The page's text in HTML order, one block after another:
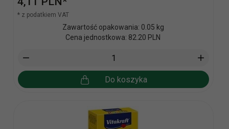
* z podatkiem VAT
Zawartość opakowania: 0.05 kg
Cena jednostkowa: 82.20 PLN
Do koszyka